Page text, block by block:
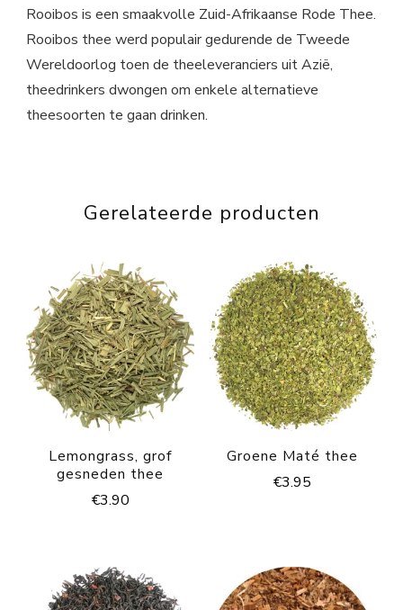
Rooibos is een smaakvolle Zuid-Afrikaanse Rode Thee.
Rooibos thee werd populair gedurende de Tweede
Wereldoorlog toen de theeleveranciers uit Azië,
theedrinkers dwongen om enkele alternatieve
theesoorten te gaan drinken.
Gerelateerde producten
Lemongrass, grof
gesneden thee
€3.90
Groene Maté thee
€3.95